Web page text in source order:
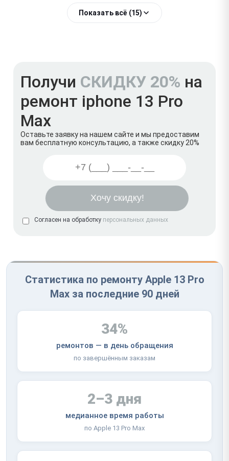
Показать всё (15)
Получи СКИДКУ 20% на
ремонт iphone 13 Pro
Max
Оставьте заявку на нашем сайте и мы предоставим
вам бесплатную консультацию, а также скидку 20%
Согласен на обработку персональных данных
Статистика по ремонту Apple 13 Pro
Max за последние 90 дней
34%
ремонтов — в день обращения
по завершённым заказам
2–3 дня
медианное время работы
по Apple 13 Pro Max